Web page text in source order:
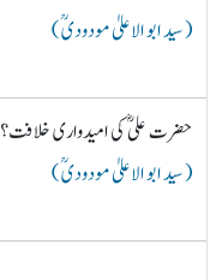
( سید ابو الاعلیٰ مودودیؒ )
حضرت علیؓ کی امیدواری خلافت؟
( سید ابو الاعلیٰ مودودیؒ )